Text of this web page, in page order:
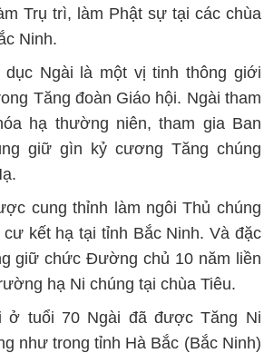
Trụ trì, làm Phật sự tại các chùa
Ninh.
Ngài là một vị tinh thông giới
Tăng đoàn Giáo hội. Ngài tham
hạ thường niên, tham gia Ban
giữ gìn kỷ cương Tăng chúng
cung thỉnh làm ngôi Thủ chúng
kết hạ tại tỉnh Bắc Ninh. Và đặc
giữ chức Đường chủ 10 năm liền
hạ Ni chúng tại chùa Tiêu.
ở tuổi 70 Ngài đã được Tăng Ni
như trong tỉnh Hà Bắc (Bắc Ninh)